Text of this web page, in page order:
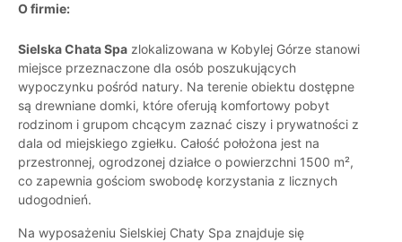
O firmie:
Sielska Chata Spa zlokalizowana w Kobylej Górze stanowi
miejsce przeznaczone dla osób poszukujących
wypoczynku pośród natury. Na terenie obiektu dostępne
są drewniane domki, które oferują komfortowy pobyt
rodzinom i grupom chcącym zaznać ciszy i prywatności z
dala od miejskiego zgiełku. Całość położona jest na
przestronnej, ogrodzonej działce o powierzchni 1500 m²,
co zapewnia gościom swobodę korzystania z licznych
udogodnień.
Na wyposażeniu Sielskiej Chaty Spa znajduje się